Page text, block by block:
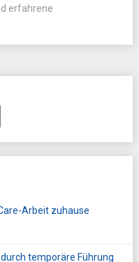
erfahrene
Arbeit zuhause
temporäre Führung